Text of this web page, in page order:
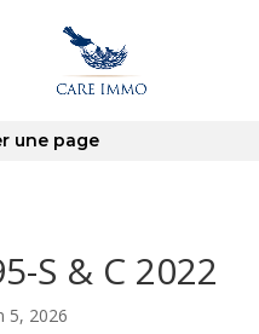
une page
S & C 2022
5, 2026